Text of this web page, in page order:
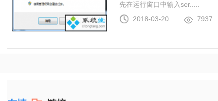
先在运行窗口中输入ser.....
2018-03-20
7937